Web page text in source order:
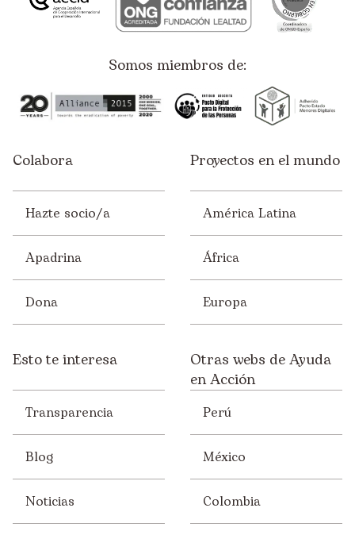
Somos miembros de:
Colabora
Hazte socio/a
Apadrina
Dona
Proyectos en el mundo
América Latina
África
Europa
Esto te interesa
Transparencia
Blog
Noticias
Otras webs de Ayuda
en Acción
Perú
México
Colombia